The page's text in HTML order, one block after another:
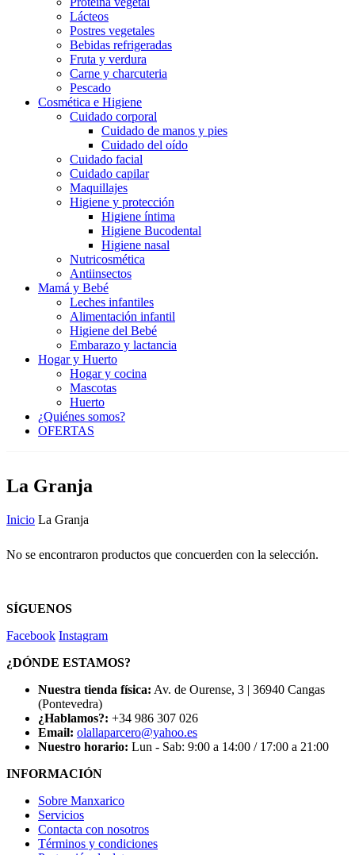
Lácteos
Postres vegetales
Bebidas refrigeradas
Fruta y verdura
Carne y charcuteria
Pescado
Cosmética e Higiene
Cuidado corporal
Cuidado de manos y pies
Cuidado del oído
Cuidado facial
Cuidado capilar
Maquillajes
Higiene y protección
Higiene íntima
Higiene Bucodental
Higiene nasal
Nutricosmética
Antiinsectos
Mamá y Bebé
Leches infantiles
Alimentación infantil
Higiene del Bebé
Embarazo y lactancia
Hogar y Huerto
Hogar y cocina
Mascotas
Huerto
¿Quiénes somos?
OFERTAS
La Granja
Inicio La Granja
No se encontraron productos que concuerden con la selección.
SÍGUENOS
Facebook Instagram
¿DÓNDE ESTAMOS?
Nuestra tienda física: Av. de Ourense, 3 | 36940 Cangas
(Pontevedra)
¿Hablamos?: +34 986 307 026
Email: olallaparcero@yahoo.es
Nuestro horario: Lun - Sab: 9:00 a 14:00 / 17:00 a 21:00
INFORMACIÓN
Sobre Manxarico
Servicios
Contacta con nosotros
Términos y condiciones